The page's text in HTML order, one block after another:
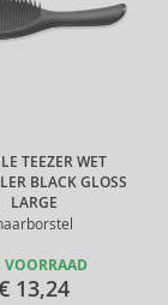
TEEZER WET
BLACK GLOSS
LARGE
VOORRAAD
13,24